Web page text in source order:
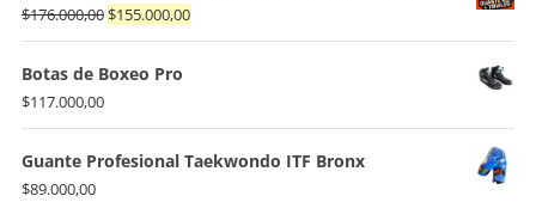
$176.000,00El
precio
original
$176.000,00.
$155.000,00El
precio
$155.000,00.
Botas de Boxeo Pro
$117.000,00
Guante Profesional Taekwondo ITF Bronx
$89.000,00